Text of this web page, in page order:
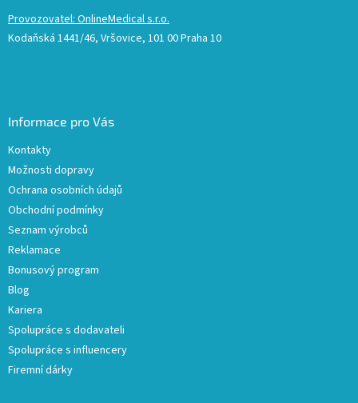
Provozovatel: OnlineMedical s.r.o.
Kodaňská 1441/46, Vršovice, 101 00 Praha 10
Informace pro Vás
Kontakty
Možnosti dopravy
Ochrana osobních údajů
Obchodní podmínky
Seznam výrobců
Reklamace
Bonusový program
Blog
Kariera
Spolupráce s dodavateli
Spolupráce s influencery
Firemní dárky